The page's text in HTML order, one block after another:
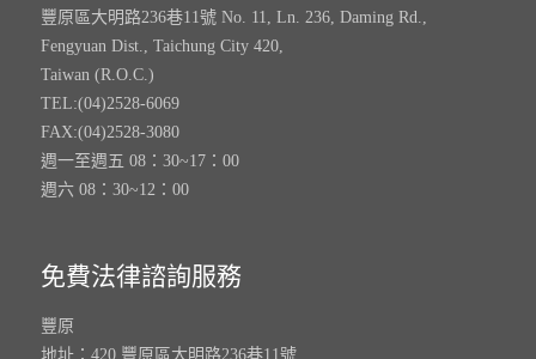
豐原區大明路236巷11號 No. 11, Ln. 236, Daming Rd.,
Fengyuan Dist., Taichung City 420,
Taiwan (R.O.C.)
TEL:(04)2528-6069
FAX:(04)2528-3080
週一至週五 08：30~17：00
週六 08：30~12：00
免費法律諮詢服務
豐原
地址：420 豐原區大明路236巷11號